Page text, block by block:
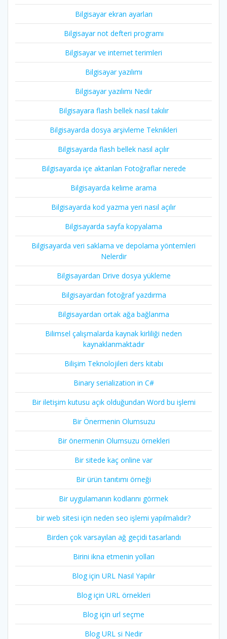
Bilgisayar ekran ayarları
Bilgisayar not defteri programı
Bilgisayar ve internet terimleri
Bilgisayar yazılımı
Bilgisayar yazılımı Nedir
Bilgisayara flash bellek nasıl takılır
Bilgisayarda dosya arşivleme Teknikleri
Bilgisayarda flash bellek nasıl açılır
Bilgisayarda içe aktarılan Fotoğraflar nerede
Bilgisayarda kelime arama
Bilgisayarda kod yazma yeri nasıl açılır
Bilgisayarda sayfa kopyalama
Bilgisayarda veri saklama ve depolama yöntemleri
Nelerdir
Bilgisayardan Drive dosya yükleme
Bilgisayardan fotoğraf yazdırma
Bilgisayardan ortak ağa bağlanma
Bilimsel çalışmalarda kaynak kirliliği neden
kaynaklanmaktadır
Bilişim Teknolojileri ders kitabı
Binary serialization in C#
Bir iletişim kutusu açık olduğundan Word bu işlemi
Bir Önermenin Olumsuzu
Bir önermenin Olumsuzu örnekleri
Bir sitede kaç online var
Bir ürün tanıtımı örneği
Bir uygulamanın kodlarını görmek
bir web sitesi için neden seo işlemi yapılmalıdır?
Birden çok varsayılan ağ geçidi tasarlandı
Birini ikna etmenin yolları
Blog için URL Nasıl Yapılır
Blog için URL örnekleri
Blog için url seçme
Blog URL si Nedir